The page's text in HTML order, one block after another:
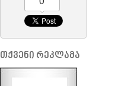
თქვენი რეკლამა